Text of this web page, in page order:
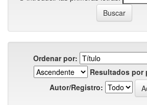
Ordenar por:
Resultados por
Autor/Registro: